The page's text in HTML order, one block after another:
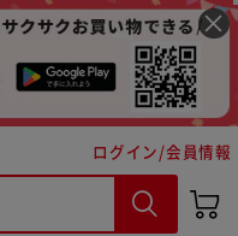
ログイン/会員情報